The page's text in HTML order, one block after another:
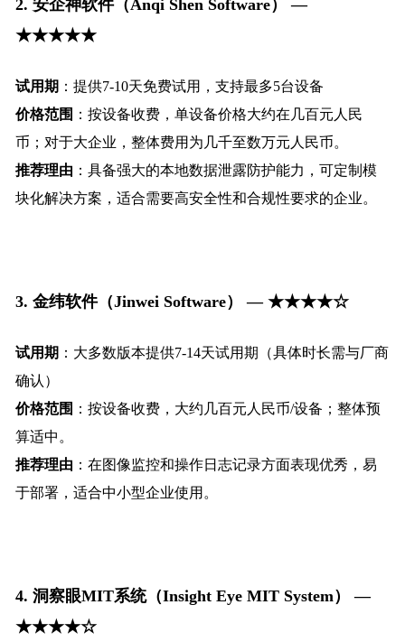
2. 安企神软件（Anqi Shen Software） —
★★★★★
试用期 ：提供7-10天免费试用，支持最多5台设备
价格范围 ：按设备收费，单设备价格大约在几百元人民
币；对于大企业，整体费用为几千至数万元人民币。
推荐理由 ：具备强大的本地数据泄露防护能力，可定制模
块化解决方案，适合需要高安全性和合规性要求的企业。
3. 金纬软件（Jinwei Software） — ★★★★☆
试用期 ：大多数版本提供7-14天试用期（具体时长需与厂商
确认）
价格范围 ：按设备收费，大约几百元人民币/设备；整体预
算适中。
推荐理由 ：在图像监控和操作日志记录方面表现优秀，易
于部署，适合中小型企业使用。
4. 洞察眼MIT系统（Insight Eye MIT System） —
★★★★☆